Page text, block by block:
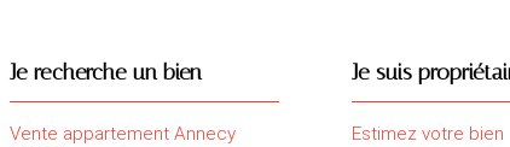
Je recherche un bien
Vente appartement Annecy
Je suis
Estimez votre bien